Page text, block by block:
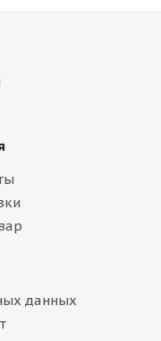
данных